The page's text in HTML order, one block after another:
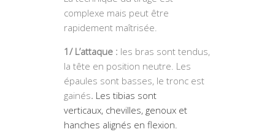
complexe mais peut être
rapidement maîtrisée.
1/ L’attaque : les bras sont tendus,
la tête en position neutre. Les
épaules sont basses, le tronc est
gainés. Les tibias sont
verticaux, chevilles, genoux et
hanches alignés en flexion.